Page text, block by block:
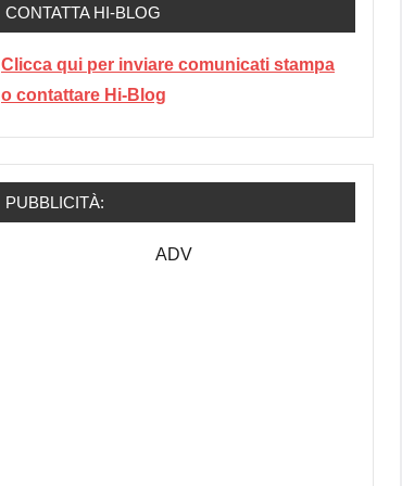
CONTATTA HI-BLOG
Clicca qui per inviare comunicati stampa
o contattare Hi-Blog
PUBBLICITÀ:
ADV